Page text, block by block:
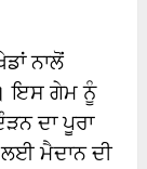
ਨਾਲੋਂ
ਇਸ ਗੇਮ ਨੂੰ
ਦਾ ਪੂਰਾ
ਮੈਦਾਨ ਦੀ